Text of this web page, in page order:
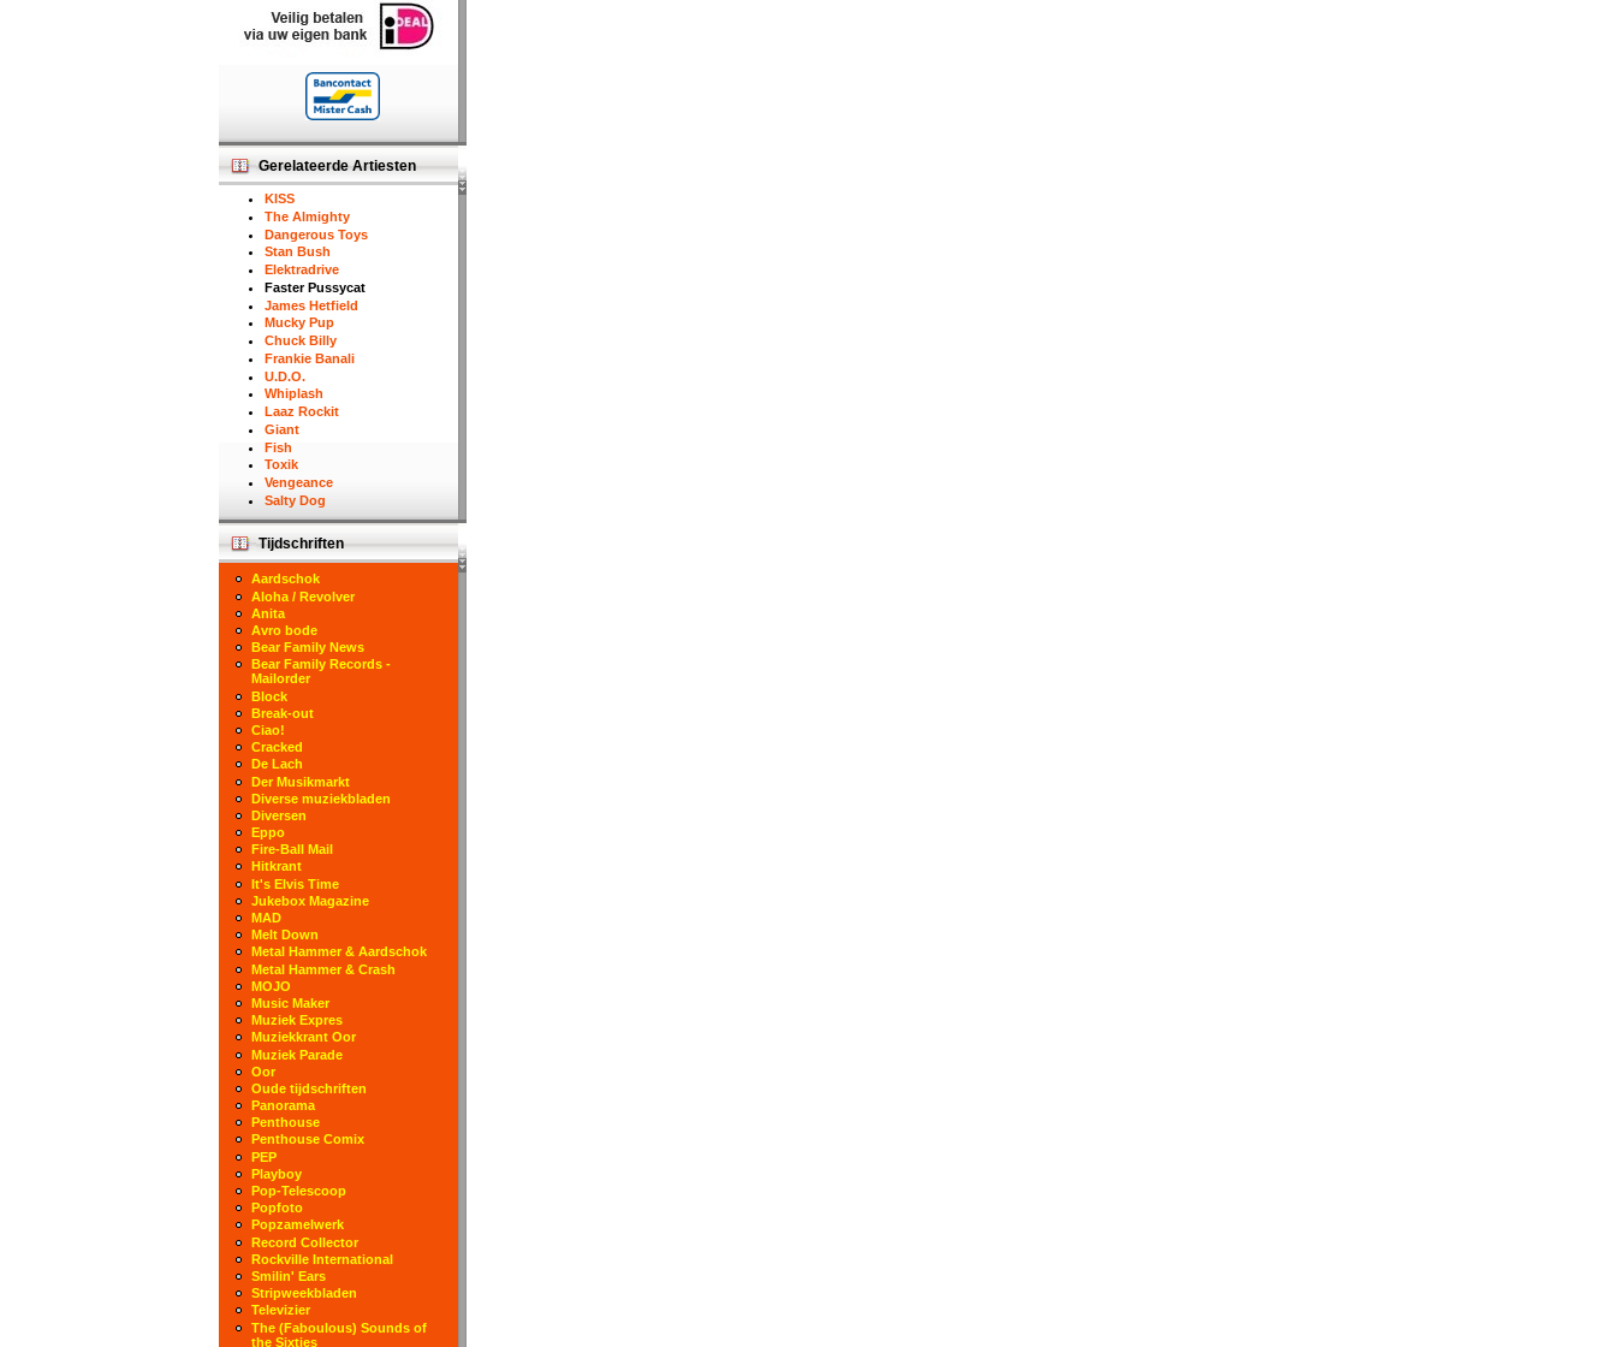
Gerelateerde Artiesten
KISS
The Almighty
Dangerous Toys
Stan Bush
Elektradrive
Faster Pussycat
James Hetfield
Mucky Pup
Chuck Billy
Frankie Banali
U.D.O.
Whiplash
Laaz Rockit
Giant
Fish
Toxik
Vengeance
Salty Dog
Tijdschriften
Aardschok
Aloha / Revolver
Anita
Avro bode
Bear Family News
Bear Family Records -
Mailorder
Block
Break-out
Ciao!
Cracked
De Lach
Der Musikmarkt
Diverse muziekbladen
Diversen
Eppo
Fire-Ball Mail
Hitkrant
It's Elvis Time
Jukebox Magazine
MAD
Melt Down
Metal Hammer & Aardschok
Metal Hammer & Crash
MOJO
Music Maker
Muziek Expres
Muziekkrant Oor
Muziek Parade
Oor
Oude tijdschriften
Panorama
Penthouse
Penthouse Comix
PEP
Playboy
Pop-Telescoop
Popfoto
Popzamelwerk
Record Collector
Rockville International
Smilin' Ears
Stripweekbladen
Televizier
The (Faboulous) Sounds of
the Sixties